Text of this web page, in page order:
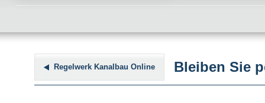
Regelwerk Kanalbau Online Bleiben Sie